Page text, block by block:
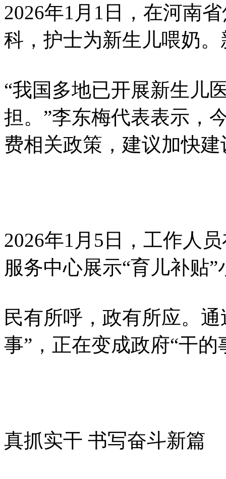
2026年1月1日，在河南
科，护士为新生儿喂奶
“我国多地已开展新生儿
担。”李东梅代表表示，
费相关政策，建议加快
2026年1月5日，工作人
服务中心展示“育儿补贴
民有所呼，政有所应。
事”，正在变成政府“干的
真抓实干 书写奋斗新篇